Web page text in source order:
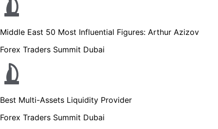
Middle East 50 Most Influential Figures: Arthur Azizov
Forex Traders Summit Dubai
Best Multi-Assets Liquidity Provider
Forex Traders Summit Dubai